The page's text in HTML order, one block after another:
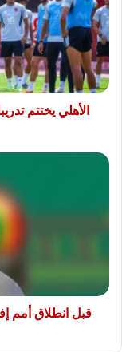
اليوم
استعدادًا
لمواجهة
سيراميكا
في
كأس
عاصمةالأهلي يختتم
قبل
إفريقيا
حافل
قياسية
تنتظر